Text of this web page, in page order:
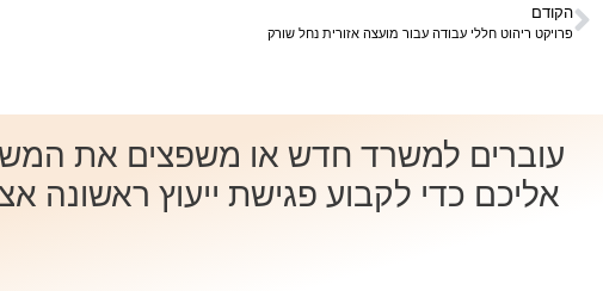
הקודם
פרויקט ריהוט חללי עבודה עבור מועצה אזורית נחל שורק
עוברים למשרד חדש או משפצים את
אליכם כדי לקבוע פגישת ייעוץ ראשונה